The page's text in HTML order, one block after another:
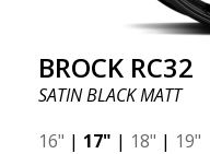
BROCK RC32
SATIN BLACK MATT
16" | 17" | 18" | 19"